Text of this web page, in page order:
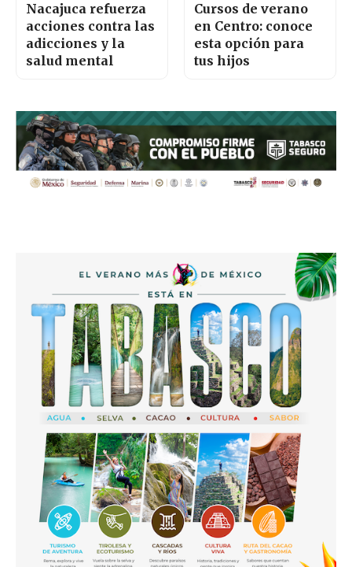
Nacajuca refuerza
acciones contra las
adicciones y la
salud mental
Cursos de verano
en Centro: conoce
esta opción para
tus hijos